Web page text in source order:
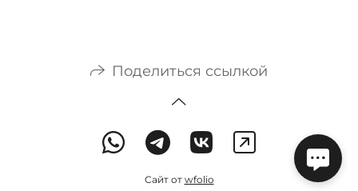
Поделиться ссылкой
Сайт от wfolio